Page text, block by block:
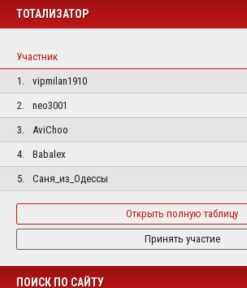
ТОТАЛИЗАТОР
Участник
1.
vipmilan1910
2.
neo3001
3.
AviChoo
4.
Babalex
5.
Саня_из_Одессы
Открыть полную таблицу
Принять участие
ПОИСК ПО САЙТУ